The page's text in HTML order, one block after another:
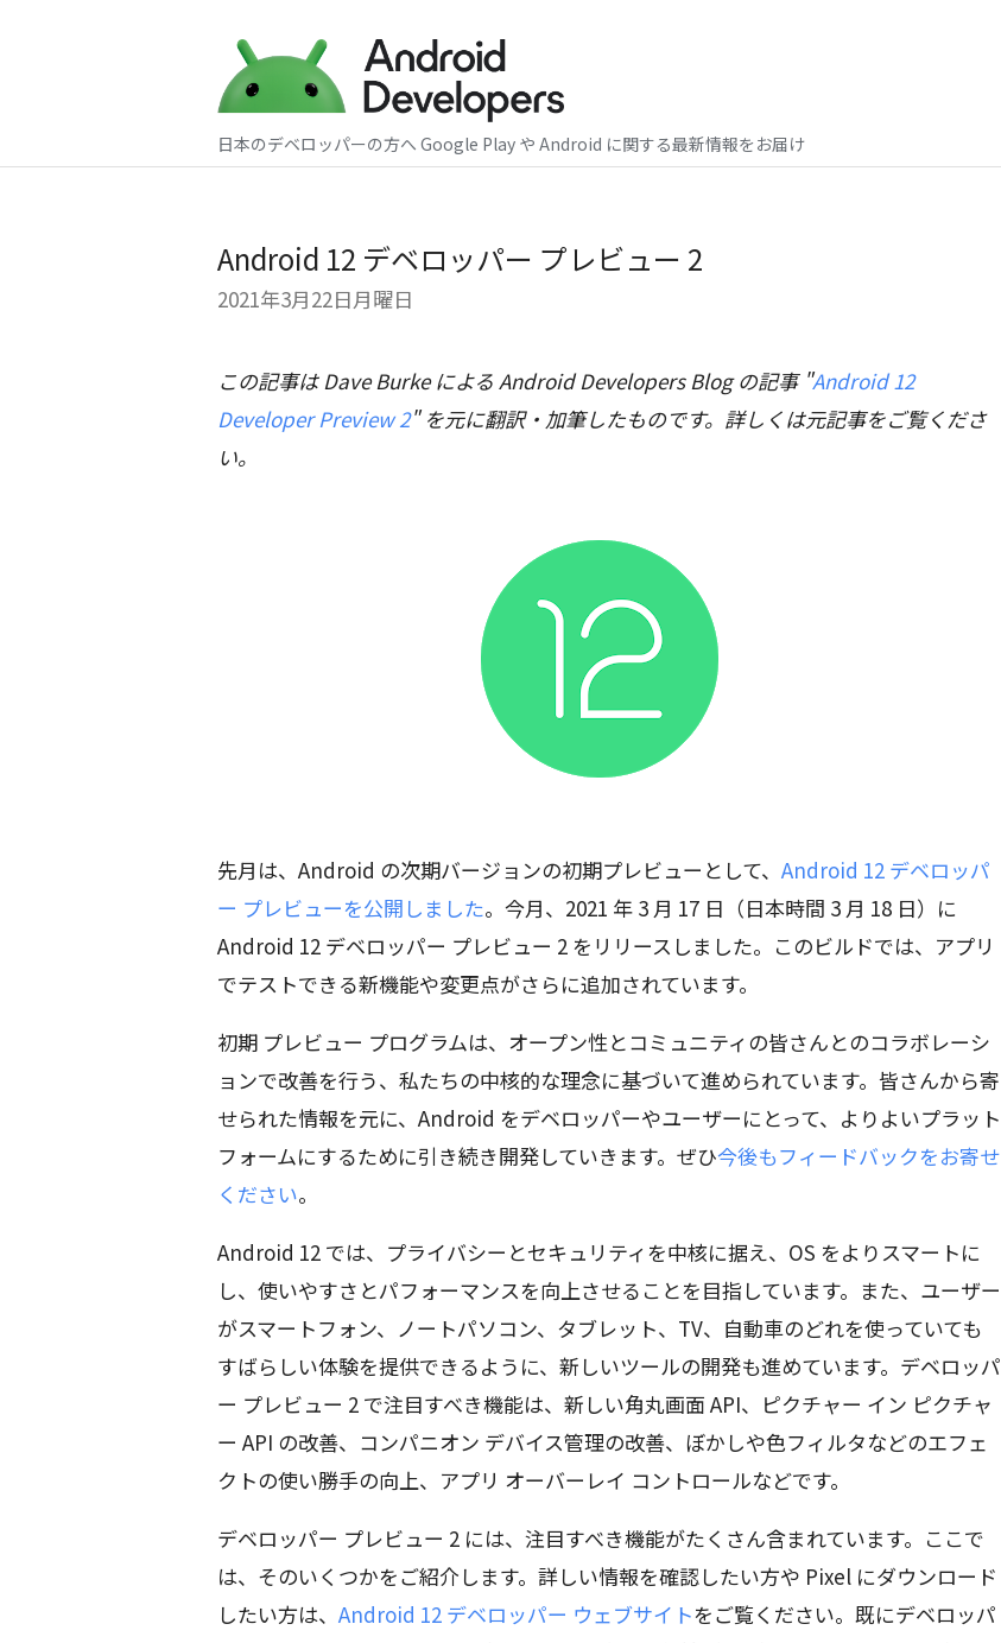
日本のデベロッパーの方へ Google Play や Android に関する最新情報をお届け
Android 12 デベロッパー プレビュー 2
2021年3月22日月曜日
この記事は Dave Burke による Android Developers Blog の記事 "Android 12
Developer Preview 2" を元に翻訳・加筆したものです。詳しくは元記事をご覧くださ
い。
先月は、Android の次期バージョンの初期プレビューとして、 Android 12 デベロッパ
ー プレビューを公開しました。今月、2021 年 3 月 17 日（日本時間 3 月 18 日）に
Android 12 デベロッパー プレビュー 2 をリリースしました。このビルドでは、アプリ
でテストできる新機能や変更点がさらに追加されています。
初期 プレビュー プログラムは、オープン性とコミュニティの皆さんとのコラボレーシ
ョンで改善を行う、私たちの中核的な理念に基づいて進められています。皆さんから寄
せられた情報を元に、Android をデベロッパーやユーザーにとって、よりよいプラット
フォームにするために引き続き開発していきます。ぜひ今後もフィードバックをお寄せ
ください。
Android 12 では、プライバシーとセキュリティを中核に据え、OS をよりスマートに
し、使いやすさとパフォーマンスを向上させることを目指しています。また、ユーザー
がスマートフォン、ノートパソコン、タブレット、TV、自動車のどれを使っていても
すばらしい体験を提供できるように、新しいツールの開発も進めています。デベロッパ
ー プレビュー 2 で注目すべき機能は、新しい角丸画面 API、ピクチャー イン ピクチャ
ー API の改善、コンパニオン デバイス管理の改善、ぼかしや色フィルタなどのエフェ
クトの使い勝手の向上、アプリ オーバーレイ コントロールなどです。
デベロッパー プレビュー 2 には、注目すべき機能がたくさん含まれています。ここで
は、そのいくつかをご紹介します。詳しい情報を確認したい方や Pixel にダウンロード
したい方は、 Android 12 デベロッパー ウェブサイトをご覧ください。既にデベロッパ